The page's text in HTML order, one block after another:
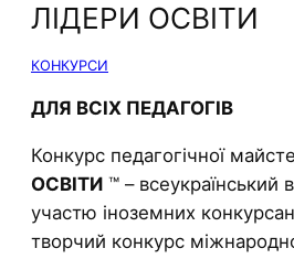
ЛІДЕРИ ОСВІТИ
КОНКУРСИ
ДЛЯ ВСІХ ПЕДАГОГІВ
Конкурс педагогічної
ОСВІТИ ™ – всеукраїнський
участю іноземних
творчий конкурс